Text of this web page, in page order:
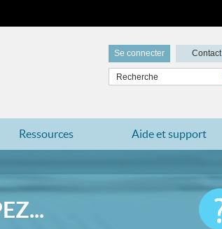
Se connecter Contact
Ressources Aide et support